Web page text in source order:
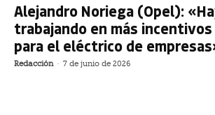
Alejandro Noriega (Opel):
trabajando en más
para el eléctrico de
Redacción - 7 de junio de 2026